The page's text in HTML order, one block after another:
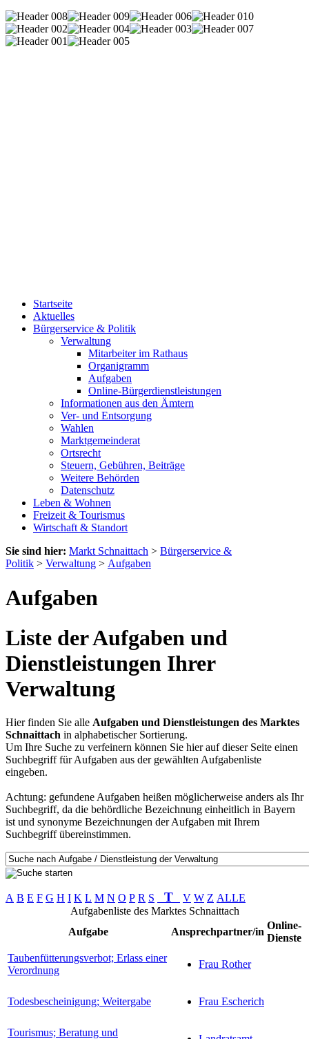
Startseite
Aktuelles
Bürgerservice & Politik
Verwaltung
Mitarbeiter im Rathaus
Organigramm
Aufgaben
Online-Bürgerdienstleistungen
Informationen aus den Ämtern
Ver- und Entsorgung
Wahlen
Marktgemeinderat
Ortsrecht
Steuern, Gebühren, Beiträge
Weitere Behörden
Datenschutz
Leben & Wohnen
Freizeit & Tourismus
Wirtschaft & Standort
Sie sind hier: Markt Schnaittach > Bürgerservice &
Politik > Verwaltung > Aufgaben
Aufgaben
Liste der Aufgaben und
Dienstleistungen Ihrer
Verwaltung
Hier finden Sie alle Aufgaben und Dienstleistungen des Marktes
Schnaittach in alphabetischer Sortierung.
Um Ihre Suche zu verfeinern können Sie hier auf dieser Seite einen
Suchbegriff für Aufgaben aus der gewählten Aufgabenliste
eingeben.
Achtung: gefundene Aufgaben heißen möglicherweise anders als Ihr
Suchbegriff, da die behördliche Bezeichnung einheitlich in Bayern
ist und synonyme Bezeichnungen der Aufgaben mit Ihrem
Suchbegriff übereinstimmen.
A B E F G H I K L M N O P R S T V W Z ALLE
Aufgabenliste des Marktes Schnaittach
Aufgabe
Ansprechpartner/in
Online-
Dienste
Taubenfütterungsverbot; Erlass einer
Verordnung
Frau Rother
Todesbescheinigung; Weitergabe Frau Escherich
Tourismus; Beratung und